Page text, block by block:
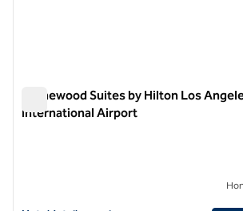
Homewood Suites by Hilton Los
International Airport